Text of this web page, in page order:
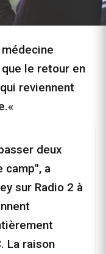
le retour en
reviennent
deux
camp", a
sur Radio 2 à
La raison